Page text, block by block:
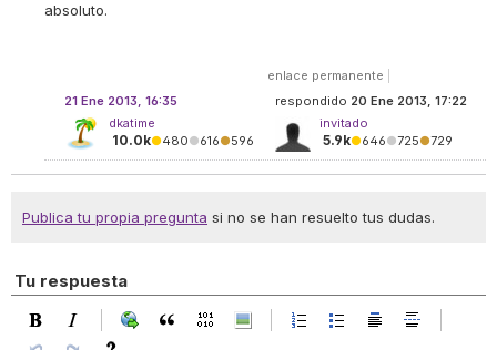
absoluto.
enlace permanente
respondido 20 Ene 2013, 17:22
invitado
5.9k●646●725●729
21 Ene 2013, 16:35
dkatime
10.0k●480●616●596
Publica tu propia pregunta si no se han resuelto tus dudas.
Tu respuesta